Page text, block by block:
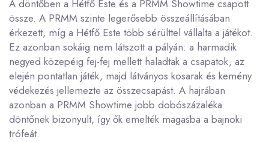
A döntőben a Hétfő Este és a PRMM Showtime csapott
össze. A PRMM szinte legerősebb összeállításában
érkezett, míg a Hétfő Este több sérülttel vállalta a játékot.
Ez azonban sokáig nem látszott a pályán: a harmadik
negyed közepéig fej-fej mellett haladtak a csapatok, az
elején pontatlan játék, majd látványos kosarak és kemény
védekezés jellemezte az összecsapást. A hajrában
azonban a PRMM Showtime jobb dobószázaléka
döntőnek bizonyult, így ők emelték magasba a bajnoki
trófeát.